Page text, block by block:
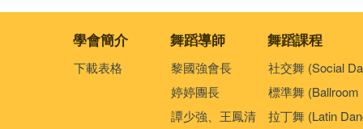
學會簡介 舞蹈導師 舞蹈課程
下載表格
黎國強會長
婷婷團長
譚少強、王鳳清
社交舞 (Social
標準舞 (Ballroom
拉丁舞 (Latin